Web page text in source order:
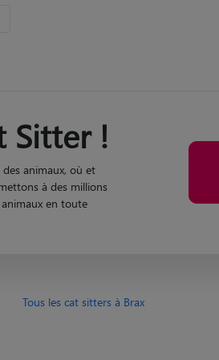
Sitter !
animaux, où et
à des millions
en toute
Tous les cat sitters à Brax